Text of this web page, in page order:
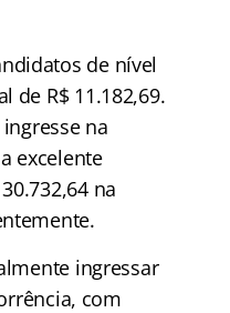
de nível
de R$ 11.182,69.
na
excelente
na
ingressar
com